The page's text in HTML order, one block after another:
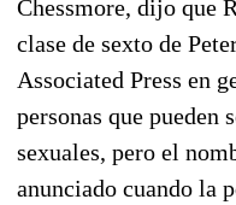
Chessmore, dijo que
clase de sexto de
Associated Press en
personas que pueden
sexuales, pero el
anunciado cuando la